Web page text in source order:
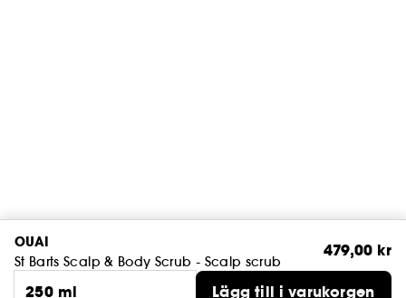
OUAI
St Barts Scalp & Body Scrub - Scalp scrub
479,00 kr
250 ml
Lägg till i varukorgen